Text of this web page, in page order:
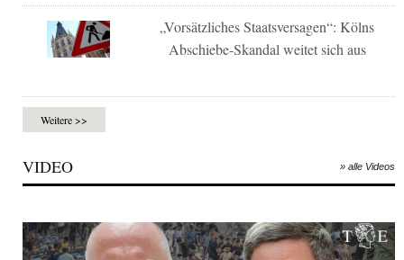
„Vorsätzliches Staatsversagen“: Kölns
Abschiebe-Skandal weitet sich aus
Weitere >>
VIDEO » alle Videos